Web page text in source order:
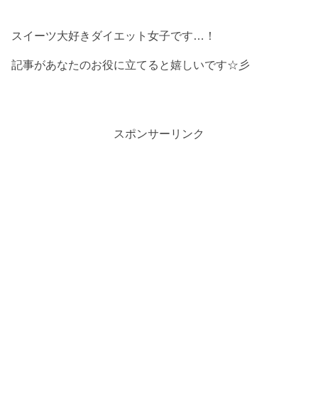
スイーツ大好きダイエット女子です…！
記事があなたのお役に立てると嬉しいです☆彡
スポンサーリンク